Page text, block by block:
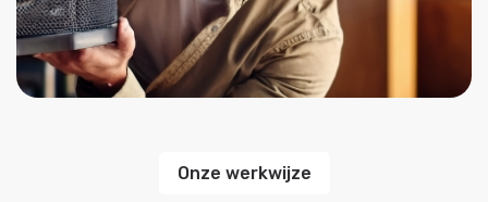
Onze werkwijze